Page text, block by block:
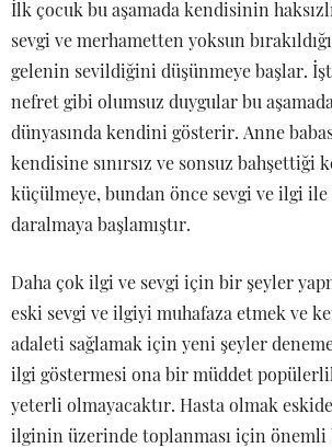
İlk çocuk bu aşamada kendisinin
sevgi ve merhametten yoksun
gelenin sevildiğini düşünmeye başlar.
nefret gibi olumsuz duygular bu
dünyasında kendini gösterir. Anne
kendisine sınırsız ve sonsuz bahşettiği
küçülmeye, bundan önce sevgi ve ilgi
daralmaya başlamıştır.
Daha çok ilgi ve sevgi için bir şeyler
eski sevgi ve ilgiyi muhafaza etmek ve
adaleti sağlamak için yeni şeyler
ilgi göstermesi ona bir müddet
yeterli olmayacaktır. Hasta olmak
ilginin üzerinde toplanması için önemli